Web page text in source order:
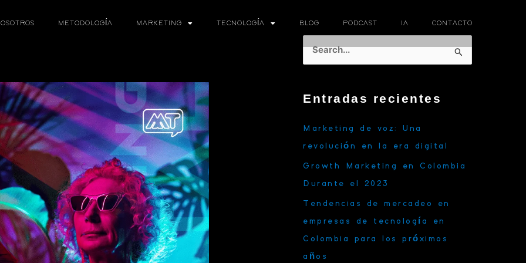
METODOLOGÍA MARKETING TECNOLOGÍA BLOG PODCAST IA CONTACTO
a
Entradas recientes
Marketing de voz: Una
revolución en la era digital
Growth Marketing en Colombia
Durante el 2023
Tendencias de mercadeo en
empresas de tecnología en
Colombia para los próximos
años